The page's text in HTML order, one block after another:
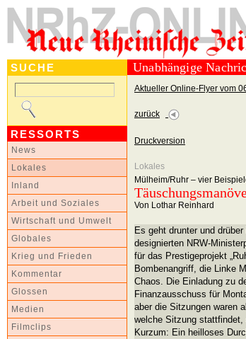
SUCHE
RESSORTS
News
Lokales
Inland
Arbeit und Soziales
Wirtschaft und Umwelt
Globales
Krieg und Frieden
Kommentar
Glossen
Medien
Filmclips
Unabhängige
Aktueller Online-Flyer vom
zurück
Druckversion
Lokales
Mülheim/Ruhr – vier
Von Lothar Reinhard
Es geht drunter und
designierten NRW-
für das Prestigeprojekt
Bombenangriff, die Linke
Chaos. Die Einladung zu
Finanzausschuss für
aber die Sitzungen waren
welche Sitzung stattfindet,
Kurzum: Ein heilloses